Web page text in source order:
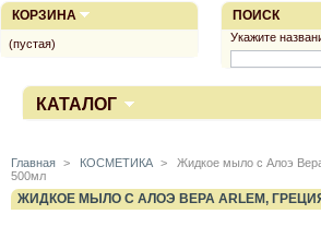
КАТАЛОГ
Главная > КОСМЕТИКА >
Жидкое мыло с Алоэ Вера
500мл
ЖИДКОЕ МЫЛО С АЛОЭ ВЕРА ARLEM,
ПОИСК
Укажите
КОРЗИНА
(пустая)